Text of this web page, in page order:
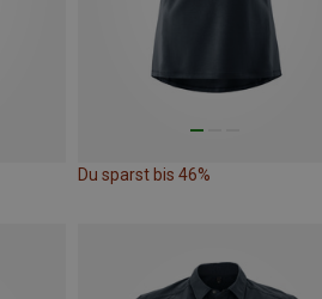
Du sparst bis 46%